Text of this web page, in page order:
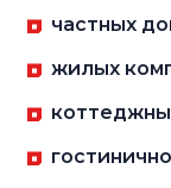
частных
жилых